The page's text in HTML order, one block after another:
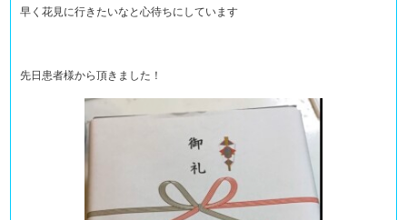
早く花見に行きたいなと心待ちにしています
先日患者様から頂きました！